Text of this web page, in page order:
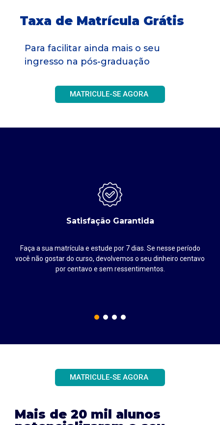
Taxa de Matrícula Grátis
Para facilitar ainda mais o seu
ingresso na pós-graduação
MATRICULE-SE AGORA
Satisfação Garantida
Faça a sua matrícula e estude por 7 dias. Se nesse período
você não gostar do curso, devolvemos o seu dinheiro centavo
por centavo e sem ressentimentos.
MATRICULE-SE AGORA
Mais de 20 mil alunos